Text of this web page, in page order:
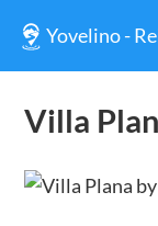
Yovelino -
Villa